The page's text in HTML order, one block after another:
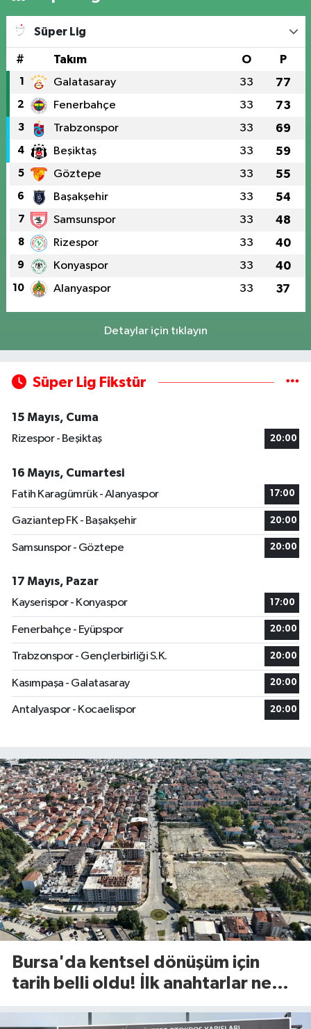
Süper Lig
# Takım O P
1 Galatasaray 33 77
2 Fenerbahçe 33 73
3 Trabzonspor 33 69
4 Beşiktaş 33 59
5 Göztepe 33 55
6 Başakşehir 33 54
7 Samsunspor 33 48
8 Rizespor 33 40
9 Konyaspor 33 40
10 Alanyaspor 33 37
Detaylar için tıklayın
Süper Lig Fikstür
15 Mayıs, Cuma
Rizespor - Beşiktaş
20:00
16 Mayıs, Cumartesi
Fatih Karagümrük - Alanyaspor
17:00
Gaziantep FK - Başakşehir 20:00
Samsunspor - Göztepe 20:00
17 Mayıs, Pazar
Kayserispor - Konyaspor
17:00
Fenerbahçe - Eyüpspor 20:00
Trabzonspor - Gençlerbirliği S.K. 20:00
Kasımpaşa - Galatasaray 20:00
Antalyaspor - Kocaelispor 20:00
Bursa'da kentsel dönüşüm için
tarih belli oldu! İlk anahtarlar ne